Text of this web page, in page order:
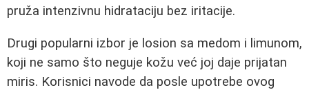
pruža intenzivnu hidrataciju bez iritacije.
Drugi popularni izbor je losion sa medom i limunom,
koji ne samo što neguje kožu već joj daje prijatan
miris. Korisnici navode da posle upotrebe ovog